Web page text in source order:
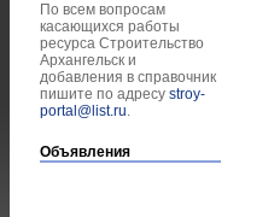
По всем вопросам
касающихся работы
ресурса Строительство
Архангельск и
добавления в справочник
пишите по адресу stroy-
portal@list.ru.
Объявления